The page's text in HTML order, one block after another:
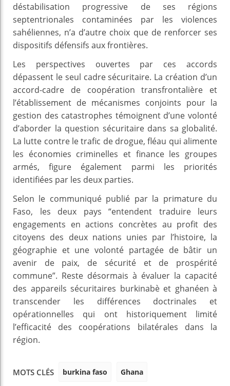
déstabilisation progressive de ses régions
septentrionales contaminées par les violences
sahéliennes, n’a d’autre choix que de renforcer ses
dispositifs défensifs aux frontières.
Les perspectives ouvertes par ces accords
dépassent le seul cadre sécuritaire. La création d’un
accord-cadre de coopération transfrontalière et
l’établissement de mécanismes conjoints pour la
gestion des catastrophes témoignent d’une volonté
d’aborder la question sécuritaire dans sa globalité.
La lutte contre le trafic de drogue, fléau qui alimente
les économies criminelles et finance les groupes
armés, figure également parmi les priorités
identifiées par les deux parties.
Selon le communiqué publié par la primature du
Faso, les deux pays “entendent traduire leurs
engagements en actions concrètes au profit des
citoyens des deux nations unies par l’histoire, la
géographie et une volonté partagée de bâtir un
avenir de paix, de sécurité et de prospérité
commune”. Reste désormais à évaluer la capacité
des appareils sécuritaires burkinabè et ghanéen à
transcender les différences doctrinales et
opérationnelles qui ont historiquement limité
l’efficacité des coopérations bilatérales dans la
région.
MOTS CLÉS burkina faso Ghana